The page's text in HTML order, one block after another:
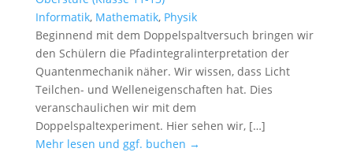
Informatik, Mathematik, Physik
Beginnend mit dem Doppelspaltversuch bringen wir
den Schülern die Pfadintegralinterpretation der
Quantenmechanik näher. Wir wissen, dass Licht
Teilchen- und Welleneigenschaften hat. Dies
veranschaulichen wir mit dem
Doppelspaltexperiment. Hier sehen wir, […]
Mehr lesen und ggf. buchen →